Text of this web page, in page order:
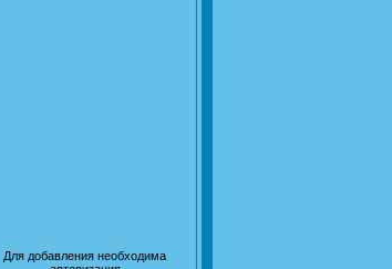
Для добавления необходима